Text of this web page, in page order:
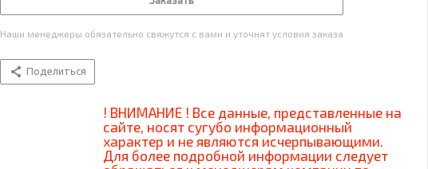
Наши менеджеры обязательно свяжутся с вами и уточнят условия заказа
Поделиться
! ВНИМАНИЕ ! Все данные, представленные на
сайте, носят сугубо информационный
характер и не являются исчерпывающими.
Для более подробной информации следует